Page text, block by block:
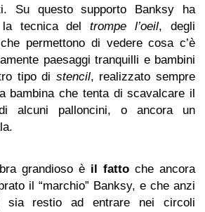
Su questo supporto Banksy ha
la tecnica deltrompe l’oeil, degli
permettono di vedere cosa c’è
paesaggi tranquilli e bambini
tipo di stencil, realizzato sempre
bambina che tenta di scavalcare il
alcuni palloncini, o ancora un
grandioso è il fatto che ancora
il “marchio” Banksy, e che anzi
restio ad entrare nei circoli